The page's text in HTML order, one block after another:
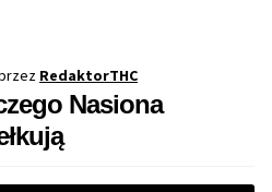
RedaktorTHC
Nasiona